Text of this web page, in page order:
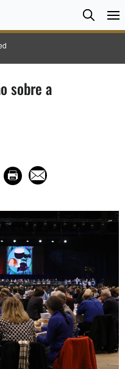
Search
sobre a